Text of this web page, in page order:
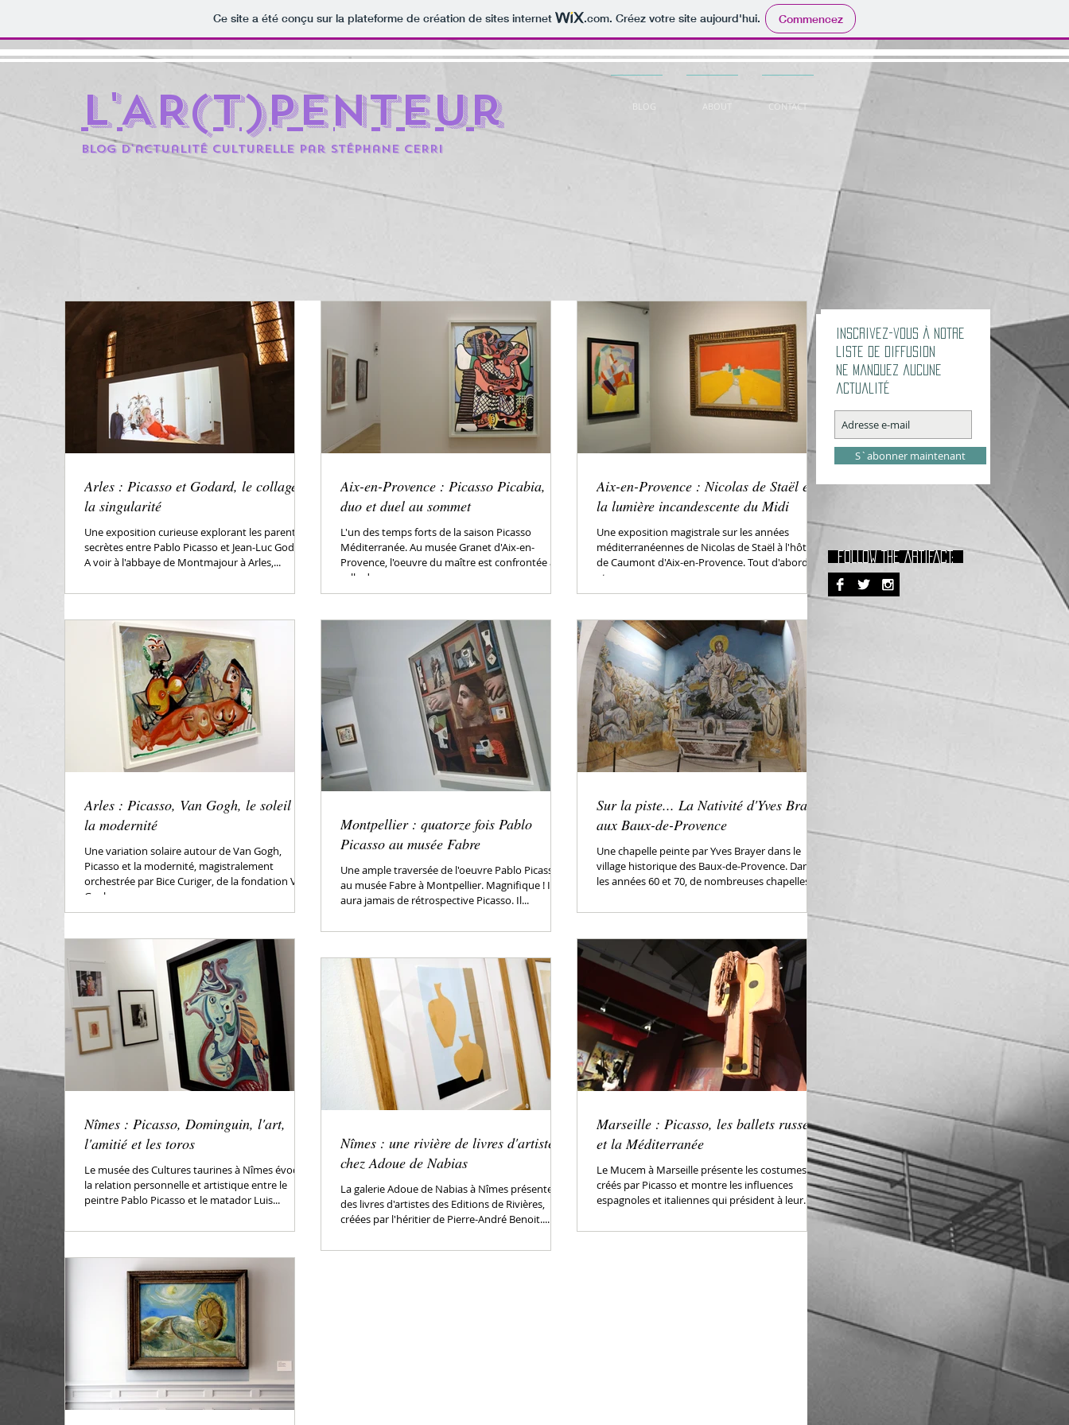
Ce site a été conçu sur la plateforme de création de sites internet .com. Créez votre site aujourd'hui. Commencez
L'AR(t)penteur
BLOG D'actualité culturelle par Stéphane CERRi
BLOG ABOUT CONTACT
Arles : Picasso et Godard, le collage et
la singularité
Une exposition curieuse explorant les parentés
secrètes entre Pablo Picasso et Jean-Luc Godard.
A voir à l'abbaye de Montmajour à Arles,...
Aix-en-Provence : Picasso Picabia,
duo et duel au sommet
L'un des temps forts de la saison Picasso
Méditerranée. Au musée Granet d'Aix-en-
Provence, l'oeuvre du maître est confrontée à
celle de...
Aix-en-Provence : Nicolas de Staël et
la lumière incandescente du Midi
Une exposition magistrale sur les années
méditerranéennes de Nicolas de Staël à l'hôtel
de Caumont d'Aix-en-Provence. Tout d'abord,
et...
Arles : Picasso, Van Gogh, le soleil et
la modernité
Une variation solaire autour de Van Gogh,
Picasso et la modernité, magistralement
orchestrée par Bice Curiger, de la fondation Van
Gogh...
Montpellier : quatorze fois Pablo
Picasso au musée Fabre
Une ample traversée de l'oeuvre Pablo Picasso
au musée Fabre à Montpellier. Magnifique ! Il n'y
aura jamais de rétrospective Picasso. Il...
Sur la piste... La Nativité d'Yves Brayer
aux Baux-de-Provence
Une chapelle peinte par Yves Brayer dans le
village historique des Baux-de-Provence. Dans
les années 60 et 70, de nombreuses chapelles...
Nîmes : Picasso, Dominguin, l'art,
l'amitié et les toros
Le musée des Cultures taurines à Nîmes évoque
la relation personnelle et artistique entre le
peintre Pablo Picasso et le matador Luis...
Nîmes : une rivière de livres d'artistes
chez Adoue de Nabias
La galerie Adoue de Nabias à Nîmes présente
des livres d'artistes des Editions de Rivières,
créées par l'héritier de Pierre-André Benoit....
Marseille : Picasso, les ballets russes
et la Méditerranée
Le Mucem à Marseille présente les costumes
créés par Picasso et montre les influences
espagnoles et italiennes qui président à leur...
Inscrivez-vous à notre
liste de diffusion
Ne manquez aucune
actualité
S`abonner maintenant
FOLLOW THE ARTIFACT: